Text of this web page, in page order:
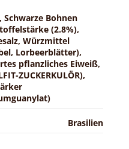
Bohnen
(2.8%),
Würzmittel
Lorbeerblätter),
pflanzliches Eiweiß,
ZUCKERKULÖR),
Brasilien